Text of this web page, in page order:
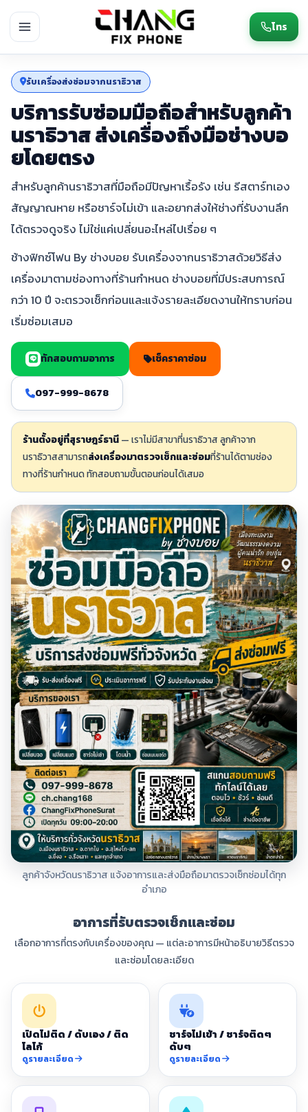
โทร
รับเครื่องส่งซ่อมจากนราธิวาส
บริการรับซ่อมมือถือสำหรับลูกค้า
นราธิวาส ส่งเครื่องถึงมือช่างบอ
ยโดยตรง
สำหรับลูกค้านราธิวาสที่มือถือมีปัญหาเรื้อรัง เช่น รีสตาร์ทเอง
สัญญาณหาย หรือชาร์จไม่เข้า และอยากส่งให้ช่างที่รับงานลึก
ได้ตรวจดูจริง ไม่ใช่แค่เปลี่ยนอะไหล่ไปเรื่อย ๆ
ช้างฟิกซ์โฟน By ช่างบอย รับเครื่องจากนราธิวาสด้วยวิธีส่ง
เครื่องมาตามช่องทางที่ร้านกำหนด ช่างบอยที่มีประสบการณ์
กว่า 10 ปี จะตรวจเช็กก่อนและแจ้งรายละเอียดงานให้ทราบก่อน
เริ่มซ่อมเสมอ
ทักสอบถามอาการ เช็คราคาซ่อม
097-999-8678
ร้านตั้งอยู่ที่สุราษฎร์ธานี — เราไม่มีสาขาที่นราธิวาส ลูกค้าจาก
นราธิวาสสามารถส่งเครื่องมาตรวจเช็กและซ่อมที่ร้านได้ตามช่อง
ทางที่ร้านกำหนด ทักสอบถามขั้นตอนก่อนได้เสมอ
ลูกค้าจังหวัดนราธิวาส แจ้งอาการและส่งมือถือมาตรวจเช็กซ่อมได้ทุก
อำเภอ
อาการที่รับตรวจเช็กและซ่อม
เลือกอาการที่ตรงกับเครื่องของคุณ — แต่ละอาการมีหน้าอธิบายวิธีตรวจ
และซ่อมโดยละเอียด
เปิดไม่ติด / ดับเอง / ติด
โลโก้
ดูรายละเอียด
ชาร์จไม่เข้า / ชาร์จติดๆ
ดับๆ
ดูรายละเอียด